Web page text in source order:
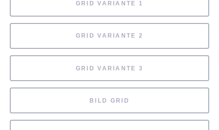
GRID VARIANTE 1
GRID VARIANTE 2
GRID VARIANTE 3
BILD GRID